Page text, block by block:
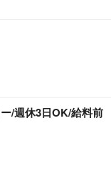
/週休3日OK/給料前